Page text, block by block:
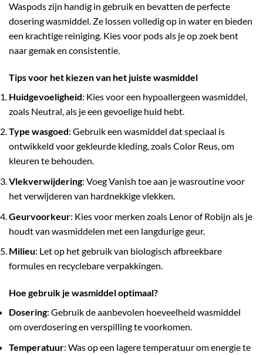
Waspods zijn handig in gebruik en bevatten de perfecte
dosering wasmiddel. Ze lossen volledig op in water en bieden
een krachtige reiniging. Kies voor pods als je op zoek bent
naar gemak en consistentie.
Tips voor het kiezen van het juiste wasmiddel
Huidgevoeligheid: Kies voor een hypoallergeen wasmiddel,
zoals Neutral, als je een gevoelige huid hebt.
Type wasgoed: Gebruik een wasmiddel dat speciaal is
ontwikkeld voor gekleurde kleding, zoals Color Reus, om
kleuren te behouden.
Vlekverwijdering: Voeg Vanish toe aan je wasroutine voor
het verwijderen van hardnekkige vlekken.
Geurvoorkeur: Kies voor merken zoals Lenor of Robijn als je
houdt van wasmiddelen met een langdurige geur.
Milieu: Let op het gebruik van biologisch afbreekbare
formules en recyclebare verpakkingen.
Hoe gebruik je wasmiddel optimaal?
Dosering: Gebruik de aanbevolen hoeveelheid wasmiddel
om overdosering en verspilling te voorkomen.
Temperatuur: Was op een lagere temperatuur om energie te